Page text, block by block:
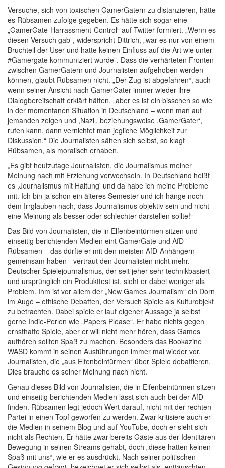
Versuche, sich von toxischen GamerGatern zu distanzieren, hätte
es Rübsamen zufolge gegeben. Es hätte sich sogar eine
„GamerGate-Harrassment-Control“ auf Twitter formiert. „Wenn es
diesen Versuch gab”, widerspricht Dittrich, „war es nur von einem
Bruchteil der User und hatte keinen Einfluss auf die Art wie unter
#Gamergate kommuniziert wurde”. Dass die verhärteten Fronten
zwischen GamerGatern und Journalisten aufgehoben werden
können, glaubt Rübsamen nicht. „Der Zug ist abgefahren“, auch
wenn seiner Ansicht nach GamerGater immer wieder ihre
Dialogbereitschaft erklärt hätten, „aber es ist ein bisschen so wie
in der momentanen Situation in Deutschland – wenn man auf
jemanden zeigen und ,Nazi‚, beziehungsweise ,GamerGater‘,
rufen kann, dann vernichtet man jegliche Möglichkeit zur
Diskussion.“ Die Journalisten sähen sich selbst, so klagt
Rübsamen, als moralisch erhaben.
„Es gibt heutzutage Journalisten, die Journalismus meiner
Meinung nach mit Erziehung verwechseln. In Deutschland heißt
es ,Journalismus mit Haltung' und da habe ich meine Probleme
mit. Ich bin ja schon ein älteres Semester und ich hänge noch
dem Irrglauben nach, dass Journalismus objektiv sein und nicht
eine Meinung als besser oder schlechter darstellen sollte!“
Das Bild von Journalisten, die in Elfenbeintürmen sitzen und
einseitig berichtenden Medien eint GamerGate und AfD
Rübsamen – das dürfte er mit den meisten AfD-Anhängern
gemeinsam haben - vertraut den Journalisten nicht mehr.
Deutscher Spielejournalismus, der seit jeher sehr technikbasiert
und ursprünglich ein Produkttest ist, sieht er dabei weniger als
Problem. Ihm ist vor allem der „New Games Journalism“ ein Dorn
im Auge – ethische Debatten, der Versuch Spiele als Kulturobjekt
zu betrachten. Dabei spiele er laut eigener Aussage ja selbst
gerne Indie-Perlen wie „Papers Please“. Er habe nichts gegen
ernsthafte Spiele, aber er will nicht mehr hören, dass Games
aufhören sollten Spaß zu machen. Besonders das Bookazine
WASD kommt in seinen Ausführungen immer mal wieder vor.
Journalisten, die „aus Elfenbeintürmen“ über Spiele debattieren.
Dies brauche es seiner Meinung nach nicht.
Genau dieses Bild von Journalisten, die in Elfenbeintürmen sitzen
und einseitig berichtenden Medien lässt sich auch bei der AfD
finden. Rübsamen legt jedoch Wert darauf, nicht mit der rechten
Partei in einen Topf geworfen zu werden. Zwar kritisiere auch er
die Medien in seinem Blog und auf YouTube, doch er sieht sich
nicht als Rechten. Er hätte zwar bereits Gäste aus der Identitären
Bewegung in seinen Streams gehabt, doch „diese hatten keinen
Spaß mit uns“, wie er es ausdrückt. Nach seiner politischen